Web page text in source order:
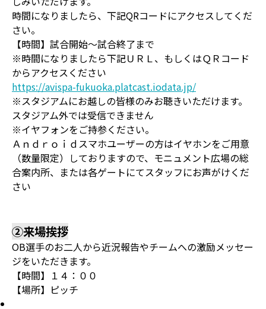
時間になりましたら、下記QRコードにアクセスしてくだ
さい。
【時間】試合開始～試合終了まで
※時間になりましたら下記ＵＲＬ、もしくはＱＲコード
からアクセスください
https://avispa-fukuoka.platcast.iodata.jp/
※スタジアムにお越しの皆様のみお聴きいただけます。
スタジアム外では受信できません
※イヤフォンをご持参ください。
Ａｎｄｒｏｉｄスマホユーザーの方はイヤホンをご用意
（数量限定）しておりますので、モニュメント広場の総
合案内所、または各ゲートにてスタッフにお声がけくだ
さい
②来場挨拶
OB選手のお二人から近況報告やチームへの激励メッセー
ジをいただきます。
【時間】１４：００
【場所】ピッチ